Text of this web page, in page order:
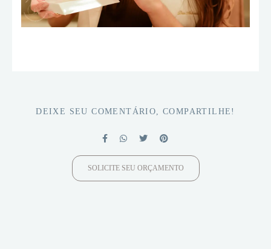
DEIXE SEU COMENTÁRIO, COMPARTILHE!
SOLICITE SEU ORÇAMENTO